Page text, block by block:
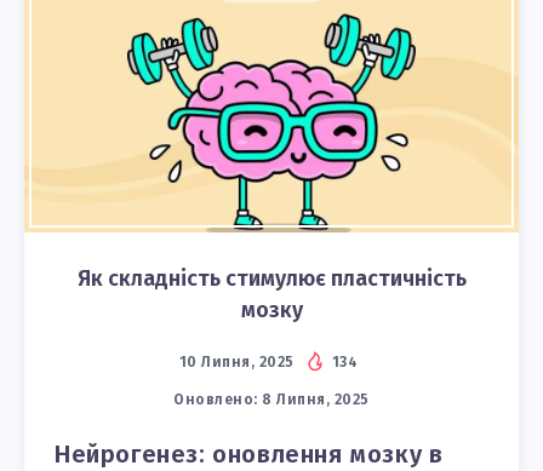
Як складність стимулює пластичність
мозку
10 Липня, 2025 134
Оновлено: 8 Липня, 2025
Нейрогенез: оновлення мозку в